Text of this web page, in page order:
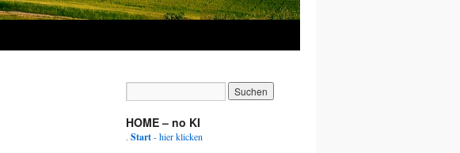
HOME – no KI
. Start- hier klicken